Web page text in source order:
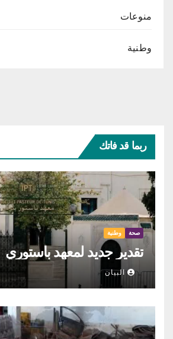
منوعات
وطنية
ربما قد فاتك
صحة وطنية
تقدير جديد لمعهد باستوري
البيان